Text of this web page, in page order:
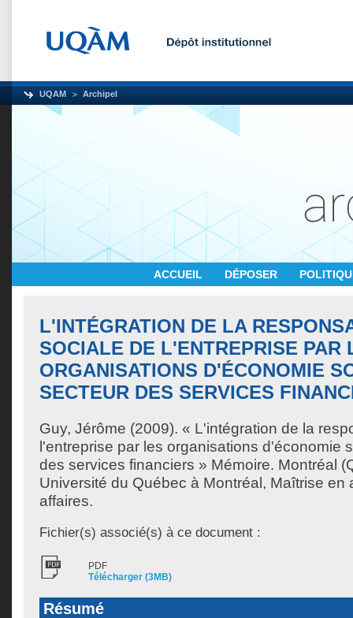
UQAM Archipel
ACCUEIL DÉPOSER
L'INTÉGRATION DE LA
SOCIALE DE L'ENTREPRISE PAR
ORGANISATIONS D'ÉCONOMIE
SECTEUR DES SERVICES
Guy, Jérôme (2009). « L'intégration de la
l'entreprise par les organisations d'économie
des services financiers » Mémoire. Montréal
Université du Québec à Montréal, Maîtrise en
affaires.
Fichier(s) associé(s) à ce document :
PDF
Télécharger (3MB)
Résumé